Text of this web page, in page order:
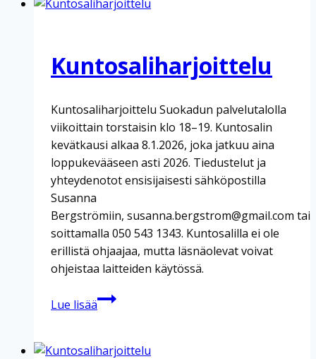
Kuntosaliharjoittelu
Kuntosaliharjoittelu Suokadun palvelutalolla
viikoittain torstaisin klo 18–19. Kuntosalin
kevätkausi alkaa 8.1.2026, joka jatkuu aina
loppukevääseen asti 2026. Tiedustelut ja
yhteydenotot ensisijaisesti sähköpostilla
Susanna
Bergströmiin, susanna.bergstrom@gmail.com tai
soittamalla 050 543 1343. Kuntosalilla ei ole
erillistä ohjaajaa, mutta läsnäolevat voivat
ohjeistaa laitteiden käytössä.
Lue lisääKuntosaliharjoittelu